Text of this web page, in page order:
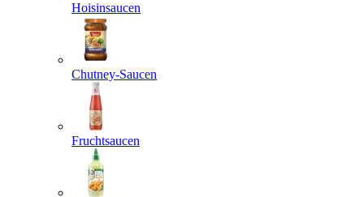
Hoisinsaucen
Chutney-Saucen
Fruchtsaucen